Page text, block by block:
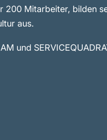
200 Mitarbeiter, bilden
aus.
und